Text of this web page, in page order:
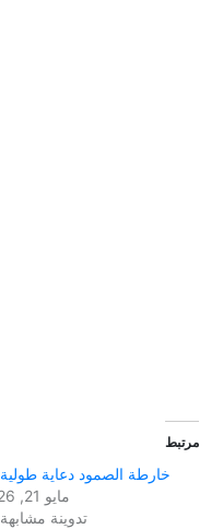
مرتبط
خارطة الصمود دعاية طولية
مايو 21, 2026
تدوينة مشابهة